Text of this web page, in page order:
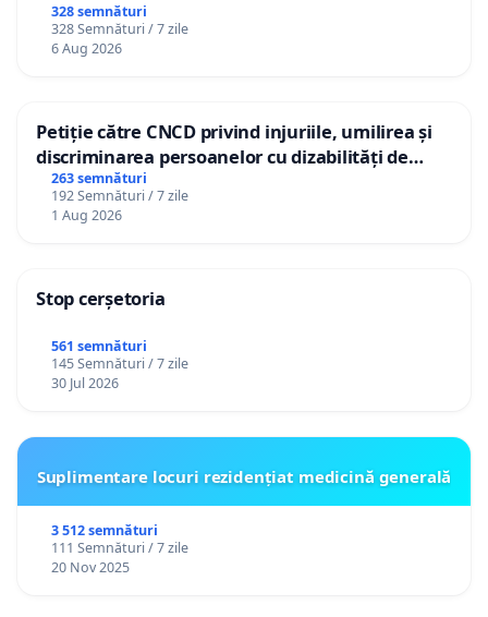
gradațiilor de vechime pentru asistenții
personali
328 semnături
328 Semnături / 7 zile
6 Aug 2026
Petiție către CNCD privind injuriile, umilirea și
discriminarea persoanelor cu dizabilități de
către utilizatorul TikTok „Gorici”
263 semnături
192 Semnături / 7 zile
1 Aug 2026
Stop cerșetoria
561 semnături
145 Semnături / 7 zile
30 Jul 2026
Suplimentare locuri rezidențiat medicină generală
3 512 semnături
111 Semnături / 7 zile
20 Nov 2025